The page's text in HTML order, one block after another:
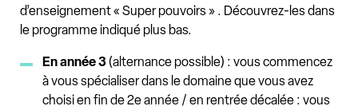
d’enseignement « Super pouvoirs » . Découvrez-les dans
le programme indiqué plus bas.
En année 3(alternance possible) : vous commencez
à vous spécialiser dans le domaine que vous avez
choisi en fin de 2e année / en rentrée décalée : vous